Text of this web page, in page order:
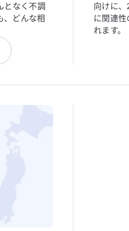
となく不調
、どんな相
向けに
に関連
れます。